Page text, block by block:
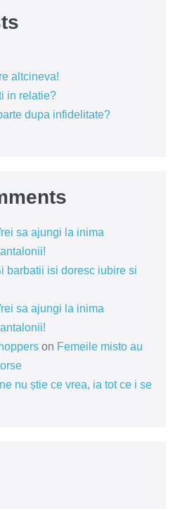
altcineva!
in relatie?
dupa infidelitate?
sa ajungi la inima
barbatii isi doresc iubire si
sa ajungi la inima
on Femeile misto au
nu știe ce vrea, ia tot ce i se